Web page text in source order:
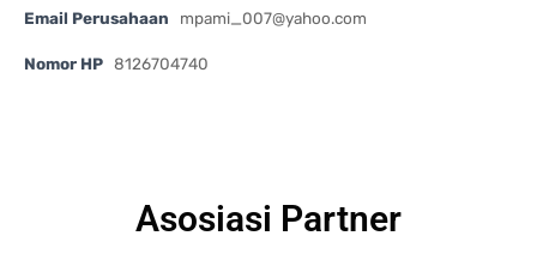
Email Perusahaan mpami_007@yahoo.com
Nomor HP 8126704740
Asosiasi Partner